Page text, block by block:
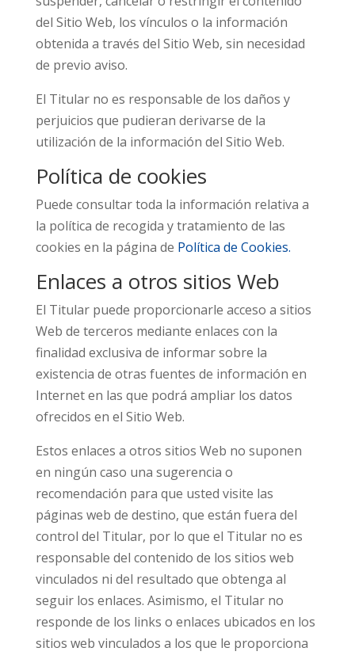
del Sitio Web, los vínculos o la información
obtenida a través del Sitio Web, sin necesidad
de previo aviso.
El Titular no es responsable de los daños y
perjuicios que pudieran derivarse de la
utilización de la información del Sitio Web.
Política de cookies
Puede consultar toda la información relativa a
la política de recogida y tratamiento de las
cookies en la página de Política de Cookies.
Enlaces a otros sitios Web
El Titular puede proporcionarle acceso a sitios
Web de terceros mediante enlaces con la
finalidad exclusiva de informar sobre la
existencia de otras fuentes de información en
Internet en las que podrá ampliar los datos
ofrecidos en el Sitio Web.
Estos enlaces a otros sitios Web no suponen
en ningún caso una sugerencia o
recomendación para que usted visite las
páginas web de destino, que están fuera del
control del Titular, por lo que el Titular no es
responsable del contenido de los sitios web
vinculados ni del resultado que obtenga al
seguir los enlaces. Asimismo, el Titular no
responde de los links o enlaces ubicados en los
sitios web vinculados a los que le proporciona